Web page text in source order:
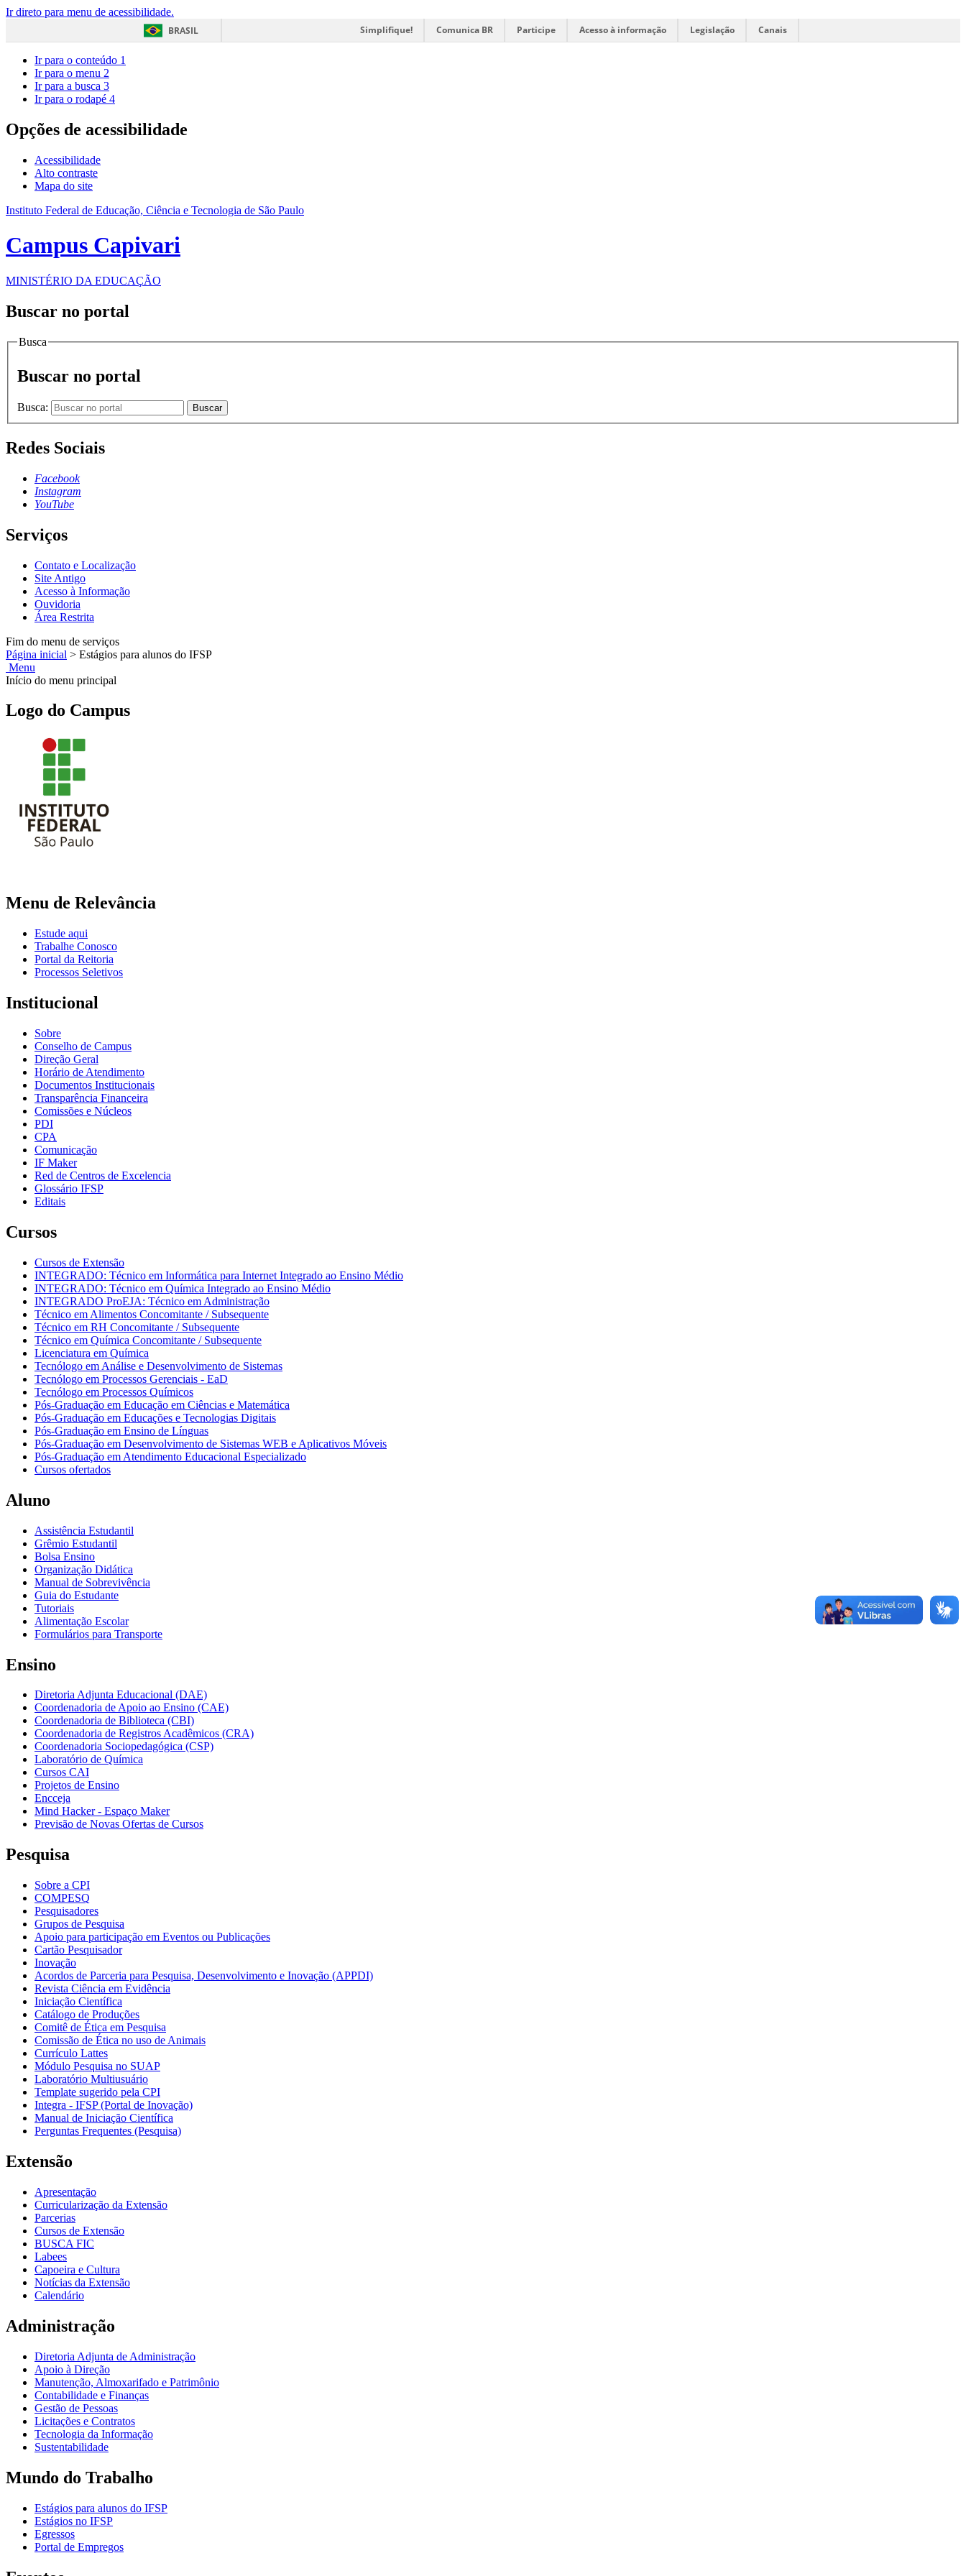
Ir direto para menu de acessibilidade.
BRASIL
Simplifique! Comunica BR Participe Acesso à informação Legislação Canais
Ir para o conteúdo 1
Ir para o menu 2
Ir para a busca 3
Ir para o rodapé 4
Opções de acessibilidade
Acessibilidade
Alto contraste
Mapa do site
Instituto Federal de Educação, Ciência e Tecnologia de São Paulo
Campus Capivari
MINISTÉRIO DA EDUCAÇÃO
Buscar no portal
Busca
Buscar no portal
Busca: Buscar
Redes Sociais
Facebook
Instagram
YouTube
Serviços
Contato e Localização
Site Antigo
Acesso à Informação
Ouvidoria
Área Restrita
Fim do menu de serviços
Página inicial > Estágios para alunos do IFSP
Menu
Início do menu principal
Logo do Campus
Menu de Relevância
Estude aqui
Trabalhe Conosco
Portal da Reitoria
Processos Seletivos
Institucional
Sobre
Conselho de Campus
Direção Geral
Horário de Atendimento
Documentos Institucionais
Transparência Financeira
Comissões e Núcleos
PDI
CPA
Comunicação
IF Maker
Red de Centros de Excelencia
Glossário IFSP
Editais
Cursos
Cursos de Extensão
INTEGRADO: Técnico em Informática para Internet Integrado ao Ensino Médio
INTEGRADO: Técnico em Química Integrado ao Ensino Médio
INTEGRADO ProEJA: Técnico em Administração
Técnico em Alimentos Concomitante / Subsequente
Técnico em RH Concomitante / Subsequente
Técnico em Química Concomitante / Subsequente
Licenciatura em Química
Tecnólogo em Análise e Desenvolvimento de Sistemas
Tecnólogo em Processos Gerenciais - EaD
Tecnólogo em Processos Químicos
Pós-Graduação em Educação em Ciências e Matemática
Pós-Graduação em Educações e Tecnologias Digitais
Pós-Graduação em Ensino de Línguas
Pós-Graduação em Desenvolvimento de Sistemas WEB e Aplicativos Móveis
Pós-Graduação em Atendimento Educacional Especializado
Cursos ofertados
Aluno
Assistência Estudantil
Grêmio Estudantil
Bolsa Ensino
Organização Didática
Manual de Sobrevivência
Guia do Estudante
Tutoriais
Alimentação Escolar
Formulários para Transporte
Ensino
Diretoria Adjunta Educacional (DAE)
Coordenadoria de Apoio ao Ensino (CAE)
Coordenadoria de Biblioteca (CBI)
Coordenadoria de Registros Acadêmicos (CRA)
Coordenadoria Sociopedagógica (CSP)
Laboratório de Química
Cursos CAI
Projetos de Ensino
Encceja
Mind Hacker - Espaço Maker
Previsão de Novas Ofertas de Cursos
Pesquisa
Sobre a CPI
COMPESQ
Pesquisadores
Grupos de Pesquisa
Apoio para participação em Eventos ou Publicações
Cartão Pesquisador
Inovação
Acordos de Parceria para Pesquisa, Desenvolvimento e Inovação (APPDI)
Revista Ciência em Evidência
Iniciação Científica
Catálogo de Produções
Comitê de Ética em Pesquisa
Comissão de Ética no uso de Animais
Currículo Lattes
Módulo Pesquisa no SUAP
Laboratório Multiusuário
Template sugerido pela CPI
Integra - IFSP (Portal de Inovação)
Manual de Iniciação Científica
Perguntas Frequentes (Pesquisa)
Extensão
Apresentação
Curricularização da Extensão
Parcerias
Cursos de Extensão
BUSCA FIC
Labees
Capoeira e Cultura
Notícias da Extensão
Calendário
Administração
Diretoria Adjunta de Administração
Apoio à Direção
Manutenção, Almoxarifado e Patrimônio
Contabilidade e Finanças
Gestão de Pessoas
Licitações e Contratos
Tecnologia da Informação
Sustentabilidade
Mundo do Trabalho
Estágios para alunos do IFSP
Estágios no IFSP
Egressos
Portal de Empregos